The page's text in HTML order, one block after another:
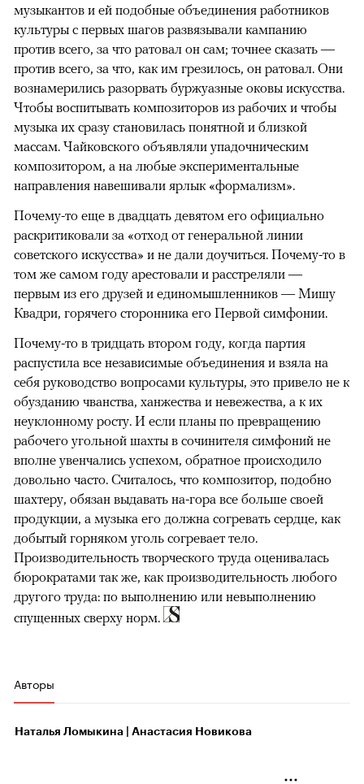
музыкантов и ей подобные объединения работников
культуры с первых шагов развязывали кампанию
против всего, за что ратовал он сам; точнее сказать —
против всего, за что, как им грезилось, он ратовал. Они
вознамерились разорвать буржуазные оковы искусства.
Чтобы воспитывать композиторов из рабочих и чтобы
музыка их сразу становилась понятной и близкой
массам. Чайковского объявляли упадочническим
композитором, а на любые экспериментальные
направления навешивали ярлык «формализм».
Почему-то еще в двадцать девятом его официально
раскритиковали за «отход от генеральной линии
советского искусства» и не дали доучиться. Почему-то в
том же самом году арестовали и расстреляли —
первым из его друзей и единомышленников — Мишу
Квадри, горячего сторонника его Первой симфонии.
Почему-то в тридцать втором году, когда партия
распустила все независимые объединения и взяла на
себя руководство вопросами культуры, это привело не к
обузданию чванства, ханжества и невежества, а к их
неуклонному росту. И если планы по превращению
рабочего угольной шахты в сочинителя симфоний не
вполне увенчались успехом, обратное происходило
довольно часто. Считалось, что композитор, подобно
шахтеру, обязан выдавать на-гора все больше своей
продукции, а музыка его должна согревать сердце, как
добытый горняком уголь согревает тело.
Производительность творческого труда оценивалась
бюрократами так же, как производительность любого
другого труда: по выполнению или невыполнению
спущенных сверху норм.
Авторы
Наталья Ломыкина | Анастасия Новикова